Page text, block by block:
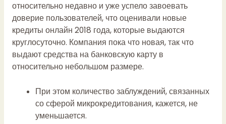
относительно недавно и уже успело завоевать
доверие пользователей, что оценивали новые
кредиты онлайн 2018 года, которые выдаются
круглосуточно. Компания пока что новая, так что
выдают средства на банковскую карту в
относительно небольшом размере.
При этом количество заблуждений, связанных
со сферой микрокредитования, кажется, не
уменьшается.